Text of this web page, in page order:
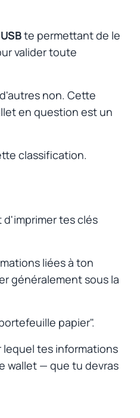
te permettant de le
valider toute
non. Cette
en question est un
classification.
tes clés
liées à ton
généralement sous la
papier".
lequel tes informations
wallet — que tu devras